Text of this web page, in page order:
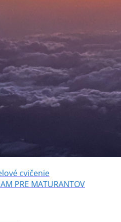
(pôvodný názov: